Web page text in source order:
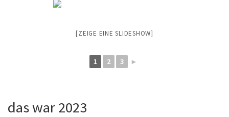
[ZEIGE EINE SLIDESHOW]
1 2 3 ►
das war 2023